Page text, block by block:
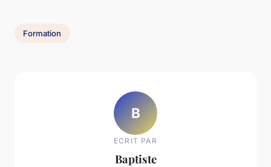
Formation
B
ECRIT PAR
Baptiste